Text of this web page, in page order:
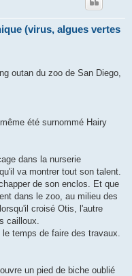
(virus, algues vertes
outan du zoo de San Diego,
été surnommé Hairy
dans la nurserie
va montrer tout son talent.
de son enclos. Et que
dans le zoo, au milieu des
croisé Otis, l'autre
cailloux.
temps de faire des travaux.
un pied de biche oublié